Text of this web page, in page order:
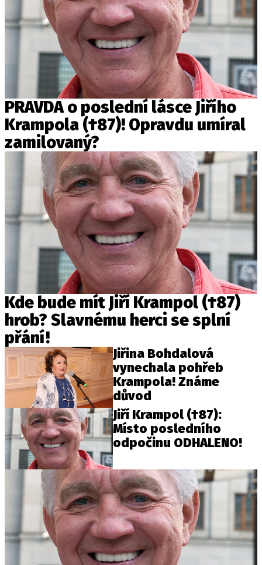
PRAVDA o poslední lásce Jiřího
Krampola (†87)! Opravdu umíral
zamilovaný?
Kde bude mít Jiří Krampol (†87)
hrob? Slavnému herci se splní
přání!
Jiřina Bohdalová
vynechala pohřeb
Krampola! Známe
důvod
Jiří Krampol (†87):
Místo posledního
odpočinu ODHALENO!